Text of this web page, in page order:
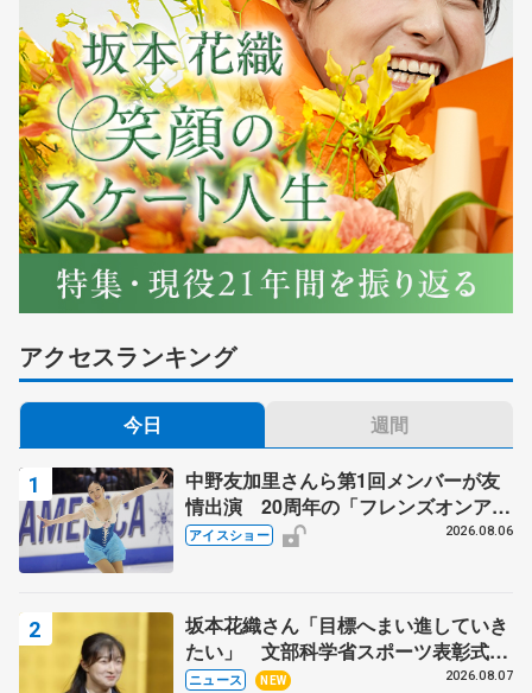
アクセスランキング
今日 週間
中野友加里さんら第1回メンバーが友
情出演 20周年の「フレンズオンアイ
ス」 宮本賢二さん、有川梨絵さん、
アイスショー 2026.08.06
坂本花織さん「目標へまい進していき
たい」 文部科学省スポーツ表彰式で
代表謝辞
ニュース NEW 2026.08.07